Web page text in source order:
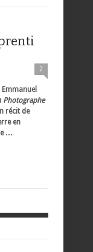
2
Photographe
récit de
en
…